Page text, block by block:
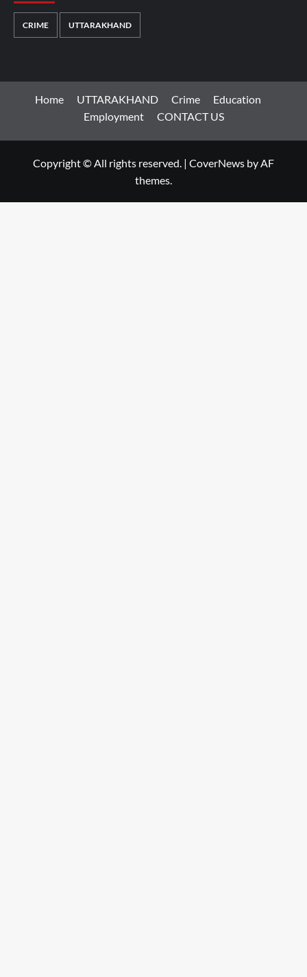
CRIME UTTARAKHAND
Home UTTARAKHAND Crime
Education
Employment
CONTACT US
Copyright © All rights reserved. | CoverNews by AF
themes.